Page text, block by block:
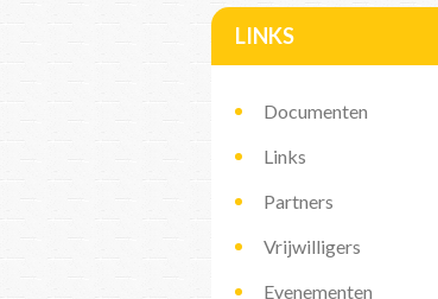
LINKS
Documenten
Links
Partners
Vrijwilligers
Evenementen